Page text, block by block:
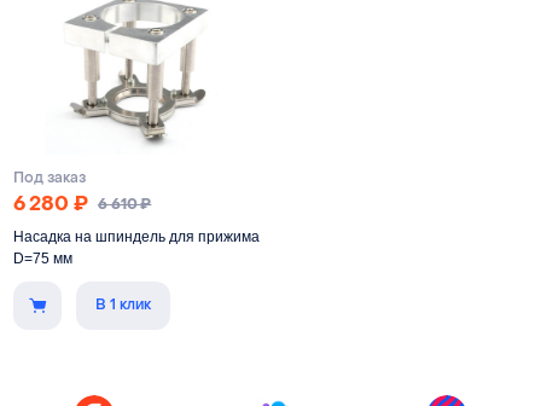
Под шпиндель
Под заказ
6 280₽ 6 610₽
Насадка на шпиндель для прижима
D=75 мм
Обеспечивает прижим листового
Под шпиндель
В 1 клик